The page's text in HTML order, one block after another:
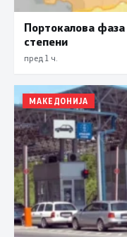
Портокалова
степени
пред 1 ч.
МАКЕДОНИЈА